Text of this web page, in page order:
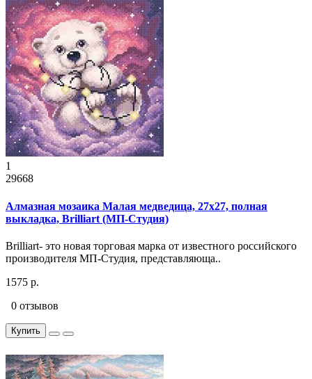
1
29668
Алмазная мозаика Малая медведица, 27x27, полная
выкладка, Brilliart (МП-Студия)
Brilliart- это новая торговая марка от известного российского
производителя МП-Студия, представляюща..
1575 р.
0 отзывов
Купить